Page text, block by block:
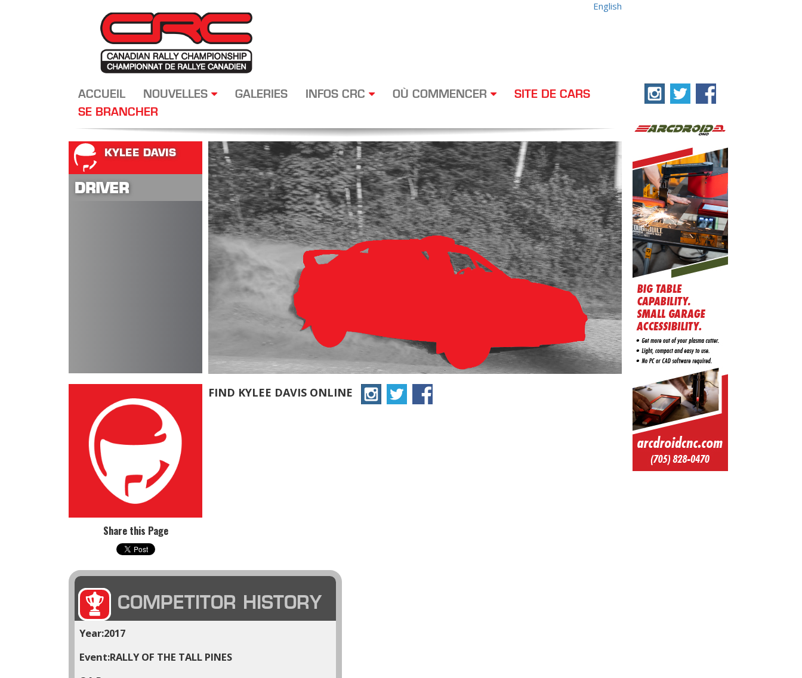
English
ACCUEIL NOUVELLES GALERIES INFOS CRC OÙ COMMENCER
SITE DE CARS
SE BRANCHER
KYLEE DAVIS
DRIVER
Share this Page
FIND KYLEE DAVIS ONLINE
COMPETITOR HISTORY
2017
RALLY OF THE TALL PINES